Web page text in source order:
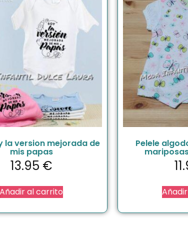
la version mejorada de
mis papas
13.95 €
Añadir al carrito
Pelele